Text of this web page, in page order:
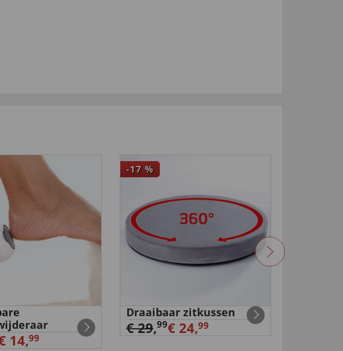
14,99
-17 %
Draaibaar zitkussen
€ 29,99€ 24,99